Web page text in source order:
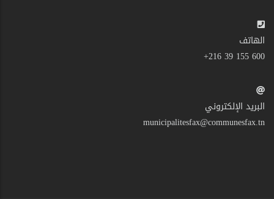
الهاتف
600 155 39 216+
البريد الإلكتروني
municipalitesfax@communesfax.tn